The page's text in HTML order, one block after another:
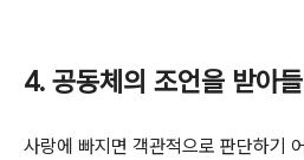
4. 공동체의 조언을 받아
사랑에 빠지면 객관적으로 판단하기